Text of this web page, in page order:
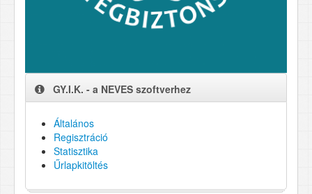
GY.I.K. - a NEVES szoftverhez
Általános
Regisztráció
Statisztika
Űrlapkitöltés